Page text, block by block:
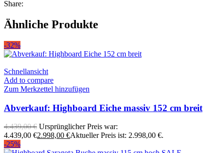
Share:
Ähnliche Produkte
-32%
Schnellansicht
Add to compare
Zum Merkzettel hinzufügen
Abverkauf: Highboard Eiche massiv 152 cm breit
4.439,00€ Ursprünglicher Preis war:
4.439,00 €2.998,00 €Aktueller Preis ist: 2.998,00 €.
-25%